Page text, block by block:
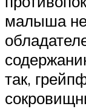
малыша
так,